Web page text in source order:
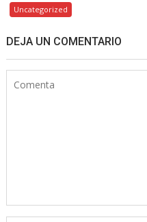
Uncategorized
DEJA UN COMENTARIO